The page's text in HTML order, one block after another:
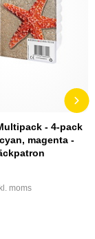
- 4-pack
magenta -
moms